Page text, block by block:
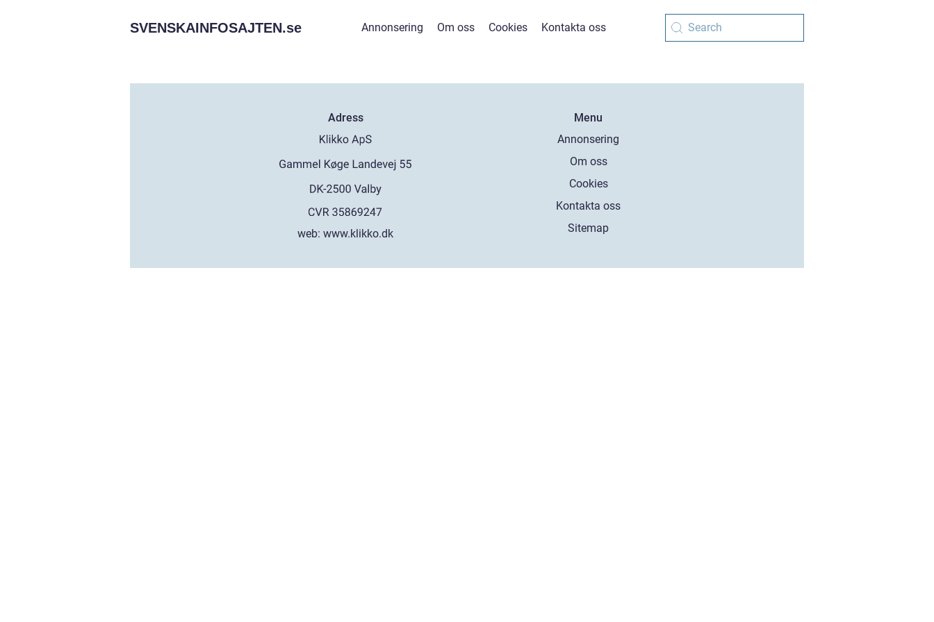
SVENSKAINFOSAJTEN.se Annonsering Om oss Cookies Kontakta oss
Adress
web:www.klikko.dk
Menu
Annonsering
Om oss
Cookies
Kontakta oss
Sitemap